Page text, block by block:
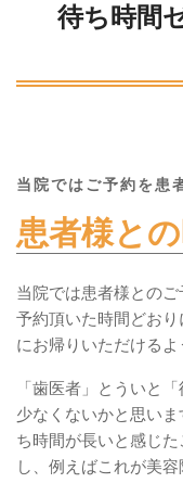
待ち時間
当院ではご予約を患
患者様と
当院では患者様との
予約頂いた時間どお
にお帰りいただけるよ
「歯医者」とういと
少なくないかと思い
ち時間が長いと感じ
し、例えばこれが美